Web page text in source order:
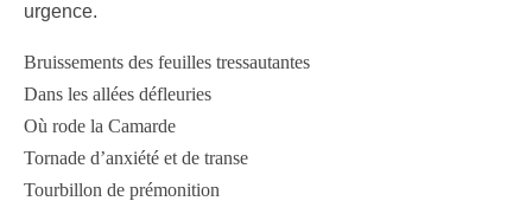
urgence.
Bruissements des feuilles tressautantes
Dans les allées défleuries
Où rode la Camarde
Tornade d’anxiété et de transe
Tourbillon de prémonition